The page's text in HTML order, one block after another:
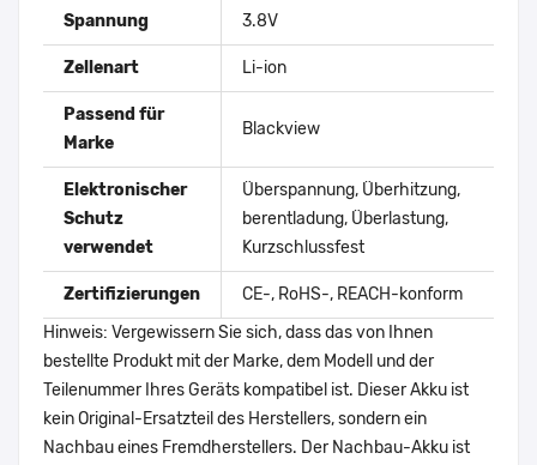
Spannung 3.8V
Zellenart Li-ion
Passend für
Marke
Blackview
Elektronischer
Schutz
verwendet
Überspannung, Überhitzung,
berentladung, Überlastung,
Kurzschlussfest
Zertifizierungen
CE-, RoHS-, REACH-konform
Hinweis: Vergewissern Sie sich, dass das von Ihnen
bestellte Produkt mit der Marke, dem Modell und der
Teilenummer Ihres Geräts kompatibel ist. Dieser Akku ist
kein Original-Ersatzteil des Herstellers, sondern ein
Nachbau eines Fremdherstellers. Der Nachbau-Akku ist